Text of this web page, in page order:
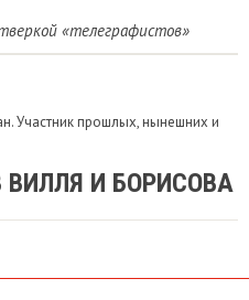
«телеграфистов»
Участник прошлых, нынешних и
ВИЛЛЯ И БОРИСОВА